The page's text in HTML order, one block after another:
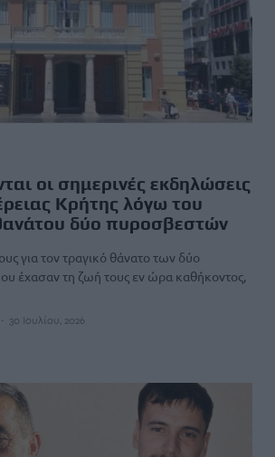
οι σημερινές εκδηλώσεις
Κρήτης λόγω του
δύο πυροσβεστών
για τον τραγικό θάνατο των δύο
έχασαν τη ζωή τους εν ώρα καθήκοντος,
30 Ιουλίου, 2026